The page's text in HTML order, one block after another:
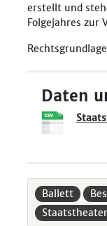
erstellt und
Folgejahres zur
Daten
Ballett
Staatstheater